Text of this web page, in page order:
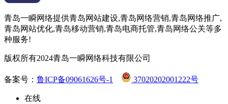
青岛一瞬网络提供青岛网站建设,青岛网络营销,青岛网络推广,
青岛网站优化,青岛移动营销,青岛电商托管,青岛网络公关等多
种服务!
版权所有2024青岛一瞬网络科技有限公司
备案号： 鲁ICP备09061626号-1 37020202001222号
在线